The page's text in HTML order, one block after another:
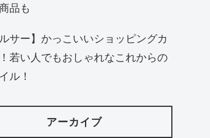
品も
ルサー】かっこいいショッピングカ
若い人でもおしゃれなこれからの
ル！
アーカイブ